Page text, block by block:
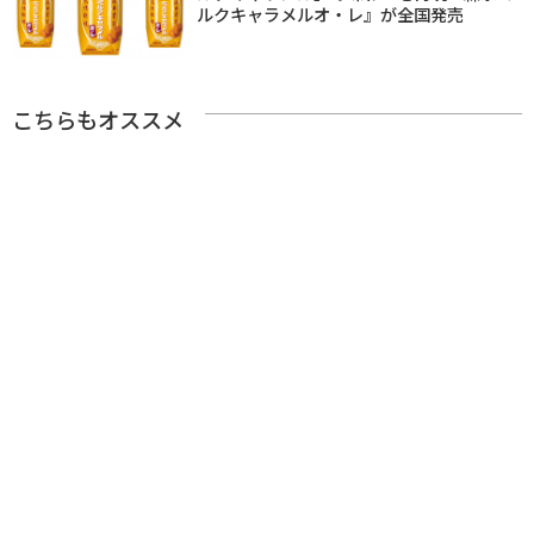
ルクキャラメルオ・レ』が全国発売
こちらもオススメ